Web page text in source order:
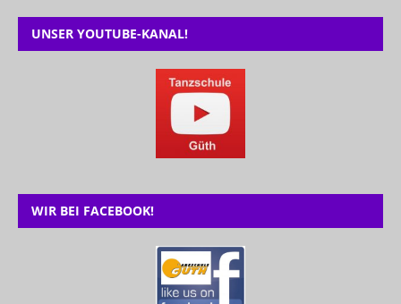
UNSER YOUTUBE-KANAL!
WIR BEI FACEBOOK!